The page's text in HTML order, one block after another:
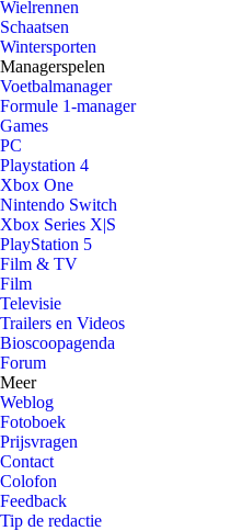
Wielrennen
Schaatsen
Wintersporten
Managerspelen
Voetbalmanager
Formule 1-manager
Games
PC
Playstation 4
Xbox One
Nintendo Switch
Xbox Series X|S
PlayStation 5
Film & TV
Film
Televisie
Trailers en Videos
Bioscoopagenda
Forum
Meer
Weblog
Fotoboek
Prijsvragen
Contact
Colofon
Feedback
Tip de redactie